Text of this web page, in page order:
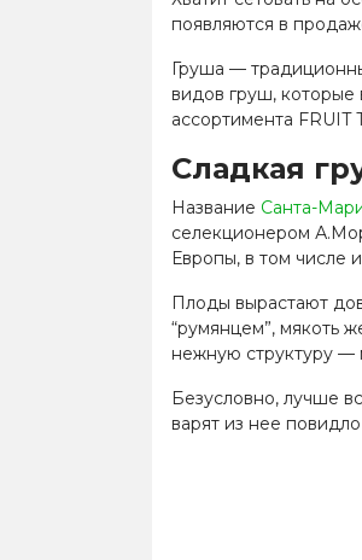
появляются в
Груша —
видов груш, которые
ассортимента FRUIT
Сладкая
Название Санта-
селекционером
Европы, в том числе
Плоды вырастают
“румянцем”, мякоть
нежную структуру —
Безусловно, лучше
варят из нее